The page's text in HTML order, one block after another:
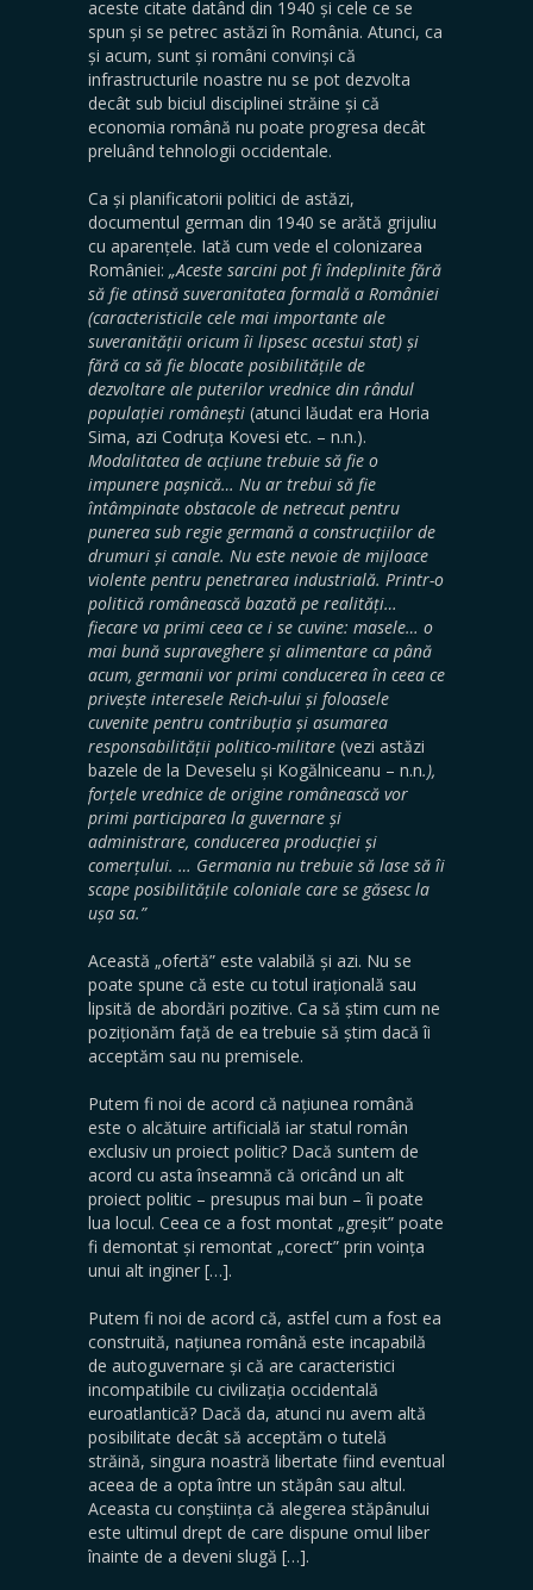
aceste citate datând din 1940 și cele ce se
spun și se petrec astăzi în România. Atunci, ca
și acum, sunt și români convinși că
infrastructurile noastre nu se pot dezvolta
decât sub biciul disciplinei străine și că
economia română nu poate progresa decât
preluând tehnologii occidentale.
Ca și planificatorii politici de astăzi,
documentul german din 1940 se arătă grijuliu
cu aparențele. Iată cum vede el colonizarea
României: „Aceste sarcini pot fi îndeplinite fără
să fie atinsă suveranitatea formală a României
(caracteristicile cele mai importante ale
suveranității oricum îi lipsesc acestui stat) și
fără ca să fie blocate posibilitățile de
dezvoltare ale puterilor vrednice din rândul
populației românești (atunci lăudat era Horia
Sima, azi Codruța Kovesi etc. – n.n.).
Modalitatea de acțiune trebuie să fie o
impunere pașnică… Nu ar trebui să fie
întâmpinate obstacole de netrecut pentru
punerea sub regie germană a construcțiilor de
drumuri și canale. Nu este nevoie de mijloace
violente pentru penetrarea industrială. Printr-o
politică românească bazată pe realități…
fiecare va primi ceea ce i se cuvine: masele… o
mai bună supraveghere și alimentare ca până
acum, germanii vor primi conducerea în ceea ce
privește interesele Reich-ului și foloasele
cuvenite pentru contribuția și asumarea
responsabilității politico-militare (vezi astăzi
bazele de la Deveselu și Kogălniceanu – n.n.),
forțele vrednice de origine românească vor
primi participarea la guvernare și
administrare, conducerea producției și
comerțului. … Germania nu trebuie să lase să îi
scape posibilitățile coloniale care se găsesc la
ușa sa.”
Această „ofertă” este valabilă și azi. Nu se
poate spune că este cu totul irațională sau
lipsită de abordări pozitive. Ca să știm cum ne
poziționăm față de ea trebuie să știm dacă îi
acceptăm sau nu premisele.
Putem fi noi de acord că națiunea română
este o alcătuire artificială iar statul român
exclusiv un proiect politic? Dacă suntem de
acord cu asta înseamnă că oricând un alt
proiect politic – presupus mai bun – îi poate
lua locul. Ceea ce a fost montat „greșit” poate
fi demontat și remontat „corect” prin voința
unui alt inginer […].
Putem fi noi de acord că, astfel cum a fost ea
construită, națiunea română este incapabilă
de autoguvernare și că are caracteristici
incompatibile cu civilizația occidentală
euroatlantică? Dacă da, atunci nu avem altă
posibilitate decât să acceptăm o tutelă
străină, singura noastră libertate fiind eventual
aceea de a opta între un stăpân sau altul.
Aceasta cu conștiința că alegerea stăpânului
este ultimul drept de care dispune omul liber
înainte de a deveni slugă […].